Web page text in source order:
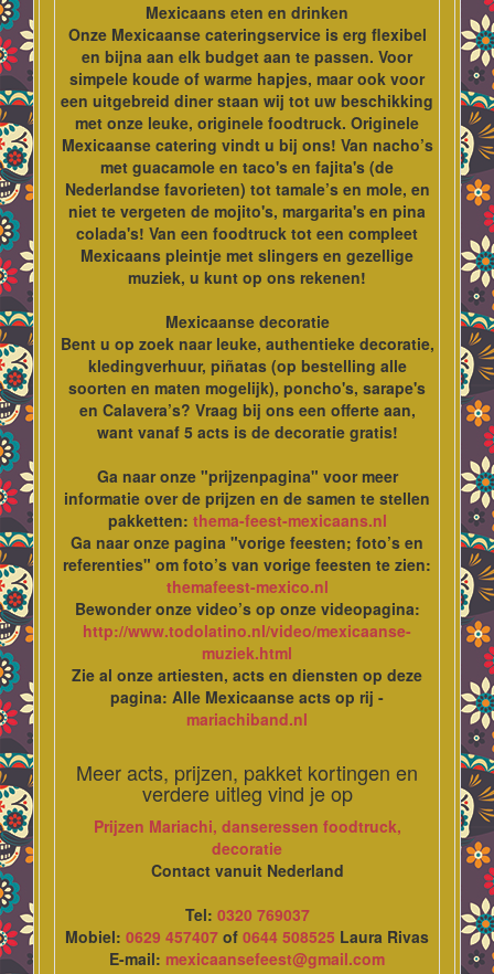
Mexicaans eten en drinken
Onze Mexicaanse cateringservice is erg flexibel
en bijna aan elk budget aan te passen. Voor
simpele koude of warme hapjes, maar ook voor
een uitgebreid diner staan wij tot uw beschikking
met onze leuke, originele foodtruck. Originele
Mexicaanse catering vindt u bij ons! Van nacho’s
met guacamole en taco's en fajita's (de
Nederlandse favorieten) tot tamale’s en mole, en
niet te vergeten de mojito's, margarita's en pina
colada's! Van een foodtruck tot een compleet
Mexicaans pleintje met slingers en gezellige
muziek, u kunt op ons rekenen!
Mexicaanse decoratie
Bent u op zoek naar leuke, authentieke decoratie,
kledingverhuur, piñatas (op bestelling alle
soorten en maten mogelijk), poncho's, sarape's
en Calavera’s? Vraag bij ons een offerte aan,
want vanaf 5 acts is de decoratie gratis!
Ga naar onze "prijzenpagina" voor meer
informatie over de prijzen en de samen te stellen
pakketten: thema-feest-mexicaans.nl
Ga naar onze pagina "vorige feesten; foto’s en
referenties" om foto’s van vorige feesten te zien:
themafeest-mexico.nl
Bewonder onze video’s op onze videopagina:
http://www.todolatino.nl/video/mexicaanse-
muziek.html
Zie al onze artiesten, acts en diensten op deze
pagina: Alle Mexicaanse acts op rij -
mariachiband.nl
Meer acts, prijzen, pakket kortingen en
verdere uitleg vind je op
Prijzen Mariachi, danseressen foodtruck,
decoratie
Contact vanuit Nederland
Tel: 0320 769037
Mobiel: 0629 457407 of 0644 508525 Laura Rivas
E-mail: mexicaansefeest@gmail.com